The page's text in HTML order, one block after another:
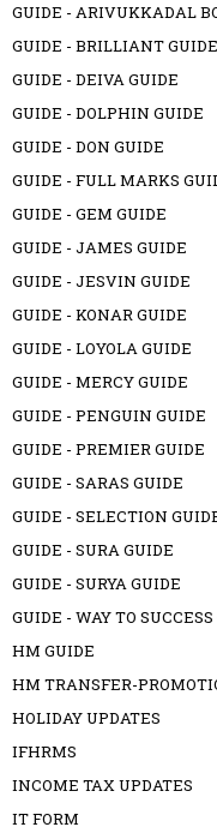
GUIDE - ARIVUKKADAL
GUIDE - BRILLIANT GUIDE
GUIDE - DEIVA GUIDE
GUIDE - DOLPHIN GUIDE
GUIDE - DON GUIDE
GUIDE - FULL MARKS
GUIDE - GEM GUIDE
GUIDE - JAMES GUIDE
GUIDE - JESVIN GUIDE
GUIDE - KONAR GUIDE
GUIDE - LOYOLA GUIDE
GUIDE - MERCY GUIDE
GUIDE - PENGUIN GUIDE
GUIDE - PREMIER GUIDE
GUIDE - SARAS GUIDE
GUIDE - SELECTION
GUIDE - SURA GUIDE
GUIDE - SURYA GUIDE
GUIDE - WAY TO
HM GUIDE
HM TRANSFER-
HOLIDAY UPDATES
IFHRMS
INCOME TAX UPDATES
IT FORM